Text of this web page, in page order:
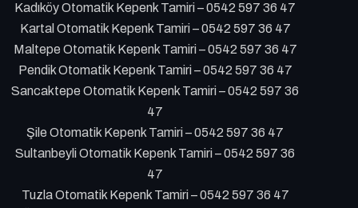
Kadıköy Otomatik Kepenk Tamiri – 0542 597 36 47
Kartal Otomatik Kepenk Tamiri – 0542 597 36 47
Maltepe Otomatik Kepenk Tamiri – 0542 597 36 47
Pendik Otomatik Kepenk Tamiri – 0542 597 36 47
Sancaktepe Otomatik Kepenk Tamiri – 0542 597 36
47
Şile Otomatik Kepenk Tamiri – 0542 597 36 47
Sultanbeyli Otomatik Kepenk Tamiri – 0542 597 36
47
Tuzla Otomatik Kepenk Tamiri – 0542 597 36 47